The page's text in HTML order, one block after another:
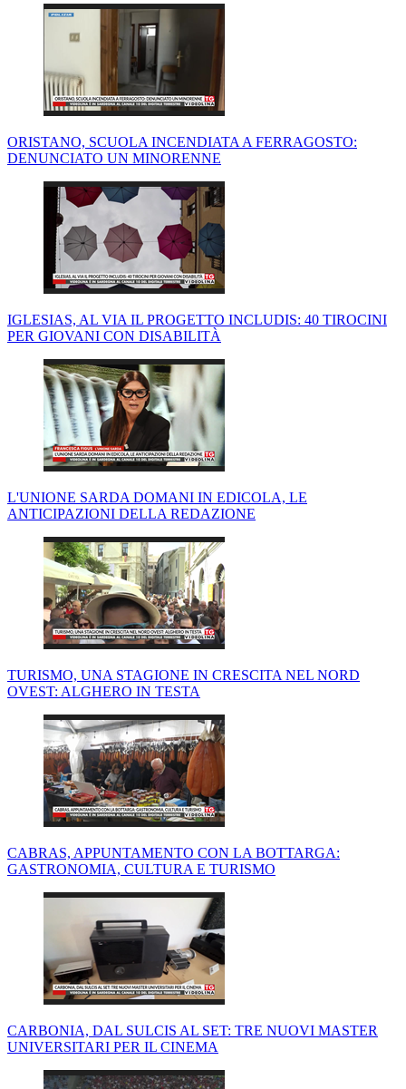
ORISTANO, SCUOLA INCENDIATA A FERRAGOSTO:
DENUNCIATO UN MINORENNE
IGLESIAS, AL VIA IL PROGETTO INCLUDIS: 40 TIROCINI
PER GIOVANI CON DISABILITÀ
L'UNIONE SARDA DOMANI IN EDICOLA, LE
ANTICIPAZIONI DELLA REDAZIONE
TURISMO, UNA STAGIONE IN CRESCITA NEL NORD
OVEST: ALGHERO IN TESTA
CABRAS, APPUNTAMENTO CON LA BOTTARGA:
GASTRONOMIA, CULTURA E TURISMO
CARBONIA, DAL SULCIS AL SET: TRE NUOVI MASTER
UNIVERSITARI PER IL CINEMA